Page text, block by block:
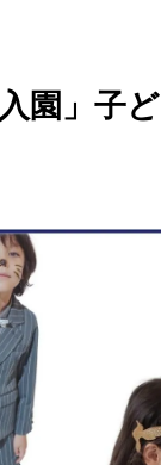
園」子